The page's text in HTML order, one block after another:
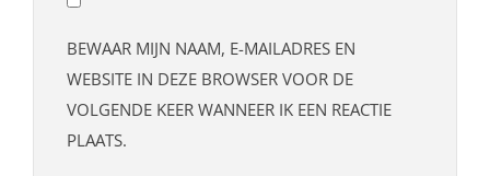
BEWAAR MIJN NAAM, E-MAILADRES EN
WEBSITE IN DEZE BROWSER VOOR DE
VOLGENDE KEER WANNEER IK EEN REACTIE
PLAATS.